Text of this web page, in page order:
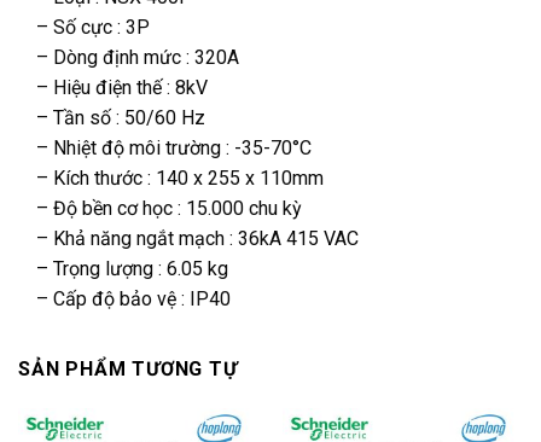
– Số cực : 3P
– Dòng định mức : 320A
– Hiệu điện thế : 8kV
– Tần số : 50/60 Hz
– Nhiệt độ môi trường : -35-70°C
– Kích thước : 140 x 255 x 110mm
– Độ bền cơ học : 15.000 chu kỳ
– Khả năng ngắt mạch : 36kA 415 VAC
– Trọng lượng : 6.05 kg
– Cấp độ bảo vệ : IP40
SẢN PHẨM TƯƠNG TỰ